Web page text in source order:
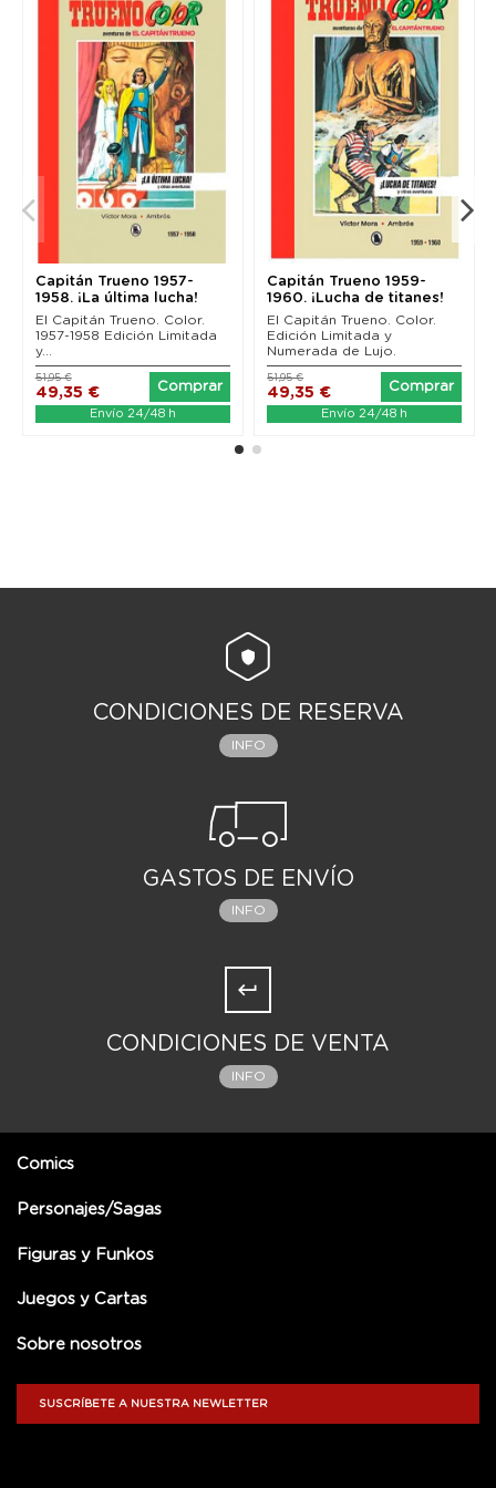
Antonio Bernal, firmado por Xavier Garriga, que
continúa profundizando en la importancia de su
obra dentro de la trayectoria gráfica del personaje.
Capitán Trueno 1957-
1958. ¡La última lucha!
El Capitán Trueno. Color.
1957-1958 Edición Limitada
y...
49,35 €
51,95 €
Comprar
Envío 24/48 h
Capitán Trueno 1959-
1960. ¡Lucha de titanes!
El Capitán Trueno. Color.
Edición Limitada y
Numerada de Lujo.
49,35 €
51,95 €
Comprar
Envío 24/48 h
CONDICIONES DE RESERVA
INFO
GASTOS DE ENVÍO
INFO
CONDICIONES DE VENTA
INFO
Comics
Personajes/Sagas
Figuras y Funkos
Juegos y Cartas
Sobre nosotros
SUSCRÍBETE A NUESTRA NEWLETTER